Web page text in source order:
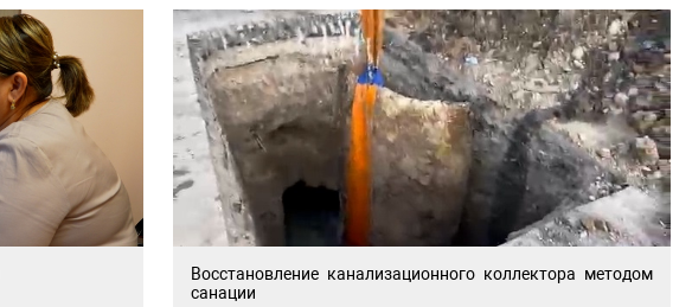
Восстановление канализационного коллектора методом
санации